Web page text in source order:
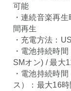
可能
・連続音楽再
間再生
・充電方法：
・電池持続時
SMオン) / 最大
・電池持続時
ス）：最大16